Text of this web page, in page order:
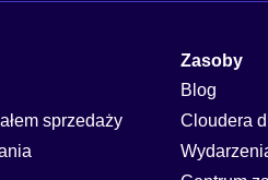
sprzedaży
Zasoby
Blog
Cloudera